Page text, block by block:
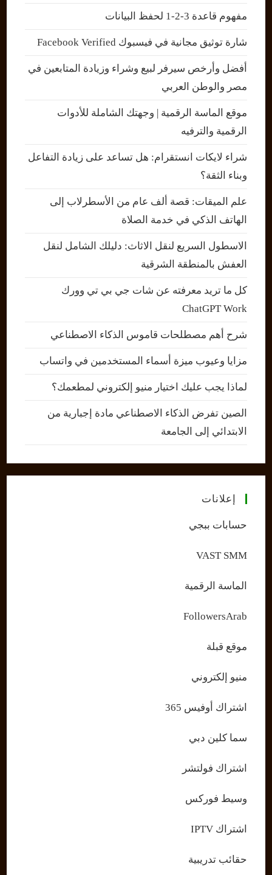
مفهوم قاعدة 3-2-1 لحفظ البيانات
شارة توثيق مجانية في فيسبوك Facebook Verified
أفضل وأرخص سيرفر لبيع وشراء وزيادة المتابعين في
مصر والوطن العربي
موقع الماسة الرقمية | وجهتك الشاملة للأدوات
الرقمية والترفيه
شراء لايكات انستقرام: هل تساعد على زيادة التفاعل
وبناء الثقة؟
علم الميقات: قصة ألف عام من الأسطرلاب إلى
الهاتف الذكي في خدمة الصلاة
الاسطول السريع لنقل الاثاث: دليلك الشامل لنقل
العفش بالمنطقة الشرقية
كل ما تريد معرفته عن شات جي بي تي وورك
ChatGPT Work
شرح أهم مصطلحات قاموس الذكاء الاصطناعي
مزايا وعيوب ميزة أسماء المستخدمين في واتساب
لماذا يجب عليك اختيار منيو إلكتروني لمطعمك؟
الصين تفرض الذكاء الاصطناعي مادة إجبارية من
الابتدائي إلى الجامعة
إعلانات
حسابات ببجي
VAST SMM
الماسة الرقمية
FollowersArab
موقع قبلة
منيو إلكتروني
اشتراك أوفيس 365
سما كلين دبي
اشتراك فولتشر
وسيط فوركس
اشتراك IPTV
حقائب تدريبية